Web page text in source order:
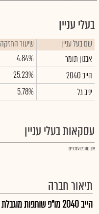
בעלי עניין
שם בעל עניין שיעור החזקה
אבנון תומר
4.84%
הייב 2040
25.23%
יניב גל
5.78%
עסקאות בעלי עניין
אין נתונים עדכניים
תיאור חברה
הייב 2040 מו"פ שותפות מוגבלת